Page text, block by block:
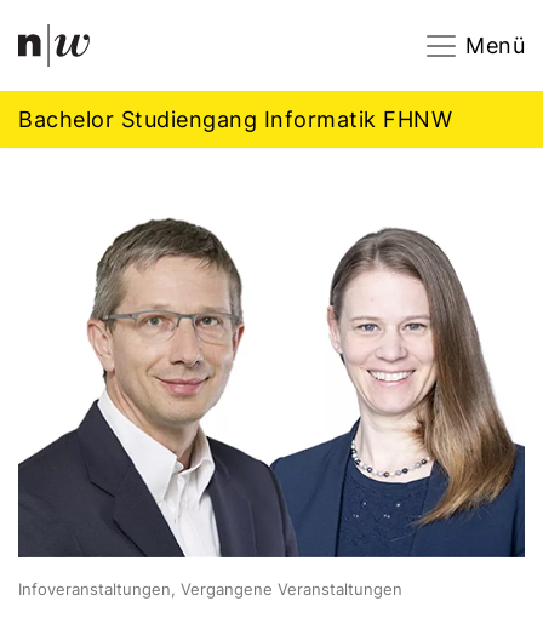
Navigation
Menü
Bachelor Studiengang Informatik FHNW
Infoveranstaltungen, Vergangene Veranstaltungen
Footer